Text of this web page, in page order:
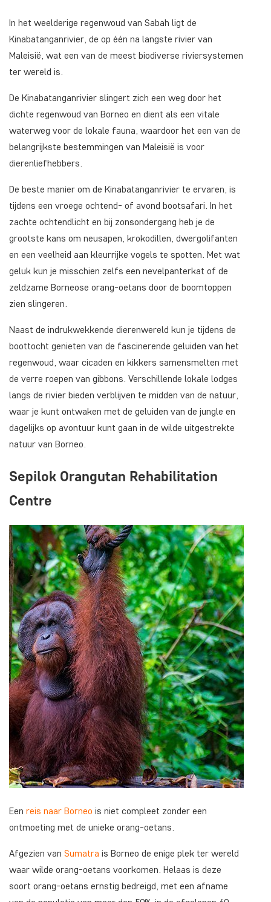
In het weelderige regenwoud van Sabah ligt de
Kinabatanganrivier, de op één na langste rivier van
Maleisië, wat een van de meest biodiverse riviersystemen
ter wereld is.
De Kinabatanganrivier slingert zich een weg door het
dichte regenwoud van Borneo en dient als een vitale
waterweg voor de lokale fauna, waardoor het een van de
belangrijkste bestemmingen van Maleisië is voor
dierenliefhebbers.
De beste manier om de Kinabatanganrivier te ervaren, is
tijdens een vroege ochtend- of avond bootsafari. In het
zachte ochtendlicht en bij zonsondergang heb je de
grootste kans om neusapen, krokodillen, dwergolifanten
en een veelheid aan kleurrijke vogels te spotten. Met wat
geluk kun je misschien zelfs een nevelpanterkat of de
zeldzame Borneose orang-oetans door de boomtoppen
zien slingeren.
Naast de indrukwekkende dierenwereld kun je tijdens de
boottocht genieten van de fascinerende geluiden van het
regenwoud, waar cicaden en kikkers samensmelten met
de verre roepen van gibbons. Verschillende lokale lodges
langs de rivier bieden verblijven te midden van de natuur,
waar je kunt ontwaken met de geluiden van de jungle en
dagelijks op avontuur kunt gaan in de wilde uitgestrekte
natuur van Borneo.
Sepilok Orangutan Rehabilitation
Centre
Een reis naar Borneo is niet compleet zonder een
ontmoeting met de unieke orang-oetans.
Afgezien van Sumatra is Borneo de enige plek ter wereld
waar wilde orang-oetans voorkomen. Helaas is deze
soort orang-oetans ernstig bedreigd, met een afname